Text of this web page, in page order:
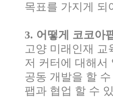
목표를 가지게 되
3. 어떻게 코코아
고양 미래인재 교
저 커터에 대해서
공동 개발을 할
팹과 협업 할 수